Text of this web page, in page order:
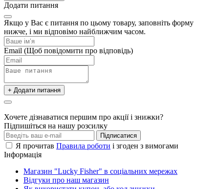
Додати питання
Якщо у Вас є питання по цьому товару, заповніть форму
нижче, і ми відповімо найближчим часом.
Email (Щоб повідомити про відповідь)
+ Додати питання
Хочете дізнаватися першим про акції і знижки?
Підпишіться на нашу розсилку
Підписатися
Я прочитав Правила роботи і згоден з вимогами
Інформація
Магазин "Lucky Fisher" в соціальних мережах
Відгуки про наш магазин